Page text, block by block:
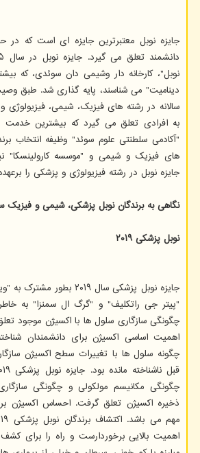
جایزه نوبل معتبرترین جایزه ای است که
نوبل"، کارخانه دار وشیمی دان سوئدی، که
دینامیت" می شناسند، پایه گذاری شد. طبق
سالانه در رشته های فیزیک، شیمی،
به افرادی تعلق می گیرد که بیشترین خدمت
"آکادمی سلطنتی علوم سوئد" وظیفه انتخاب
های فیزیک و شیمی و "موسسه کارولینسکا"
جایزه نوبل در رشته فیزیولوژی و پزشکی را
نگاهی به برندگان نوبل پزشکی، شیمی و فیزیک سال
نوبل پزشکی ۲۰۱۹
جایزه نوبل پزشکی سال ۲۰۱۹
"پیتر جی راتکلیف" و "گرگ ال سمنزا" به
چگونگی سازگاری سلول ها با اکسیژن موجود
اهمیت اساسی اکسیژن برای دانشمندان
چگونه سلول ها با تغییرات سطح اکسیژن
چگونگی مکانیسم مولکولی و چگونگی
ذخیره اکسیژن تعلق گرفت. احساس اکسیژن
اهمیت بالایی برخوردارست و راه را برای